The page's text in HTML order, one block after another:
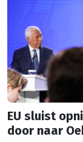
EU sluist
door naar